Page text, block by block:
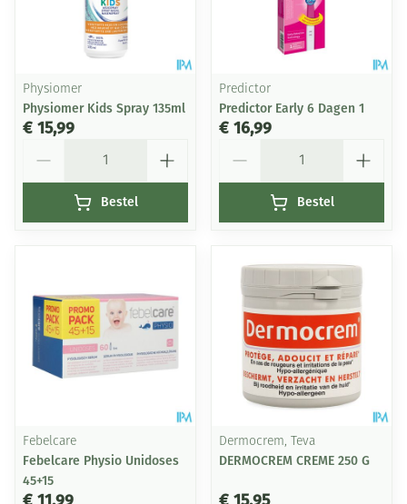
Physiomer
Physiomer Kids Spray 135ml
€ 15,99
Bestel
Predictor
Predictor Early 6 Dagen 1
€ 16,99
Bestel
Febelcare
Febelcare Physio Unidoses
45+15
Dermocrem, Teva
DERMOCREM CREME 250 G